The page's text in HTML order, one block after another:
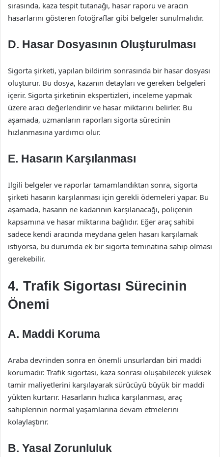
sırasında, kaza tespit tutanağı, hasar raporu ve aracın
hasarlarını gösteren fotoğraflar gibi belgeler sunulmalıdır.
D. Hasar Dosyasının Oluşturulması
Sigorta şirketi, yapılan bildirim sonrasında bir hasar dosyası
oluşturur. Bu dosya, kazanın detayları ve gereken belgeleri
içerir. Sigorta şirketinin ekspertizleri, inceleme yapmak
üzere aracı değerlendirir ve hasar miktarını belirler. Bu
aşamada, uzmanların raporları sigorta sürecinin
hızlanmasına yardımcı olur.
E. Hasarın Karşılanması
İlgili belgeler ve raporlar tamamlandıktan sonra, sigorta
şirketi hasarın karşılanması için gerekli ödemeleri yapar. Bu
aşamada, hasarın ne kadarının karşılanacağı, poliçenin
kapsamına ve hasar miktarına bağlıdır. Eğer araç sahibi
sadece kendi aracında meydana gelen hasarı karşılamak
istiyorsa, bu durumda ek bir sigorta teminatına sahip olması
gerekebilir.
4. Trafik Sigortası Sürecinin
Önemi
A. Maddi Koruma
Araba devrinden sonra en önemli unsurlardan biri maddi
korumadır. Trafik sigortası, kaza sonrası oluşabilecek yüksek
tamir maliyetlerini karşılayarak sürücüyü büyük bir maddi
yükten kurtarır. Hasarların hızlıca karşılanması, araç
sahiplerinin normal yaşamlarına devam etmelerini
kolaylaştırır.
B. Yasal Zorunluluk